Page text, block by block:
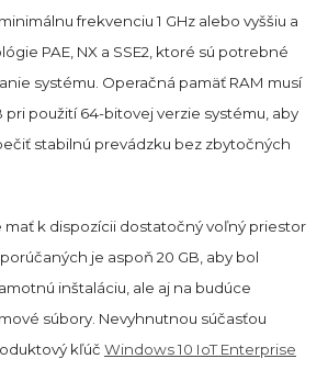
frekvenciu 1 GHz alebo vyššiu a
PAE, NX a SSE2, ktoré sú potrebné
systému. Operačná pamäť RAM musí
pri použití 64-bitovej verzie systému, aby
stabilnú prevádzku bez zbytočných
mať k dispozícii dostatočný voľný priestor
je aspoň 20 GB, aby bol
inštaláciu, ale aj na budúce
súbory. Nevyhnutnou súčasťou
kľúč Windows 10 IoT Enterprise